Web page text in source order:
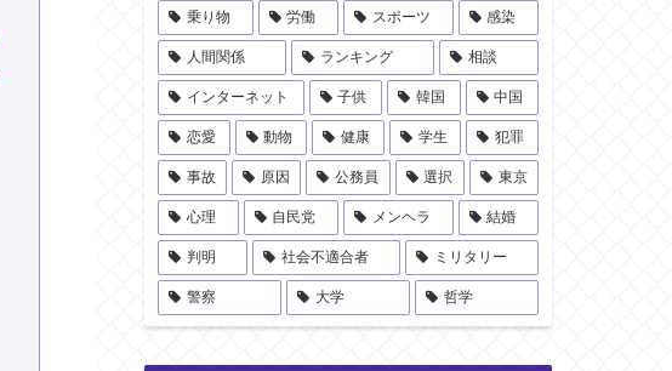
乗り物 労働 スポーツ 感染
人間関係 ランキング 相談
インターネット 子供 韓国 中国
恋愛 動物 健康 学生 犯罪
事故 原因 公務員 選択 東京
心理 自民党 メンヘラ 結婚
判明 社会不適合者 ミリタリー
警察 大学 哲学